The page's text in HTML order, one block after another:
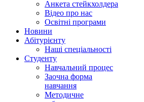
Анкета стейкхолдера
Відео про нас
Освітні програми
Hовини
Абітурієнту
Наші спеціальності
Студенту
Навчальний процес
Заочна форма
навчання
Методичне